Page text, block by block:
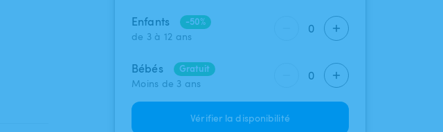
Enfants
-50%
de 3 à 12 ans
0
Bébés
Gratuit
Moins de 3 ans
0
Vérifier la disponibilité